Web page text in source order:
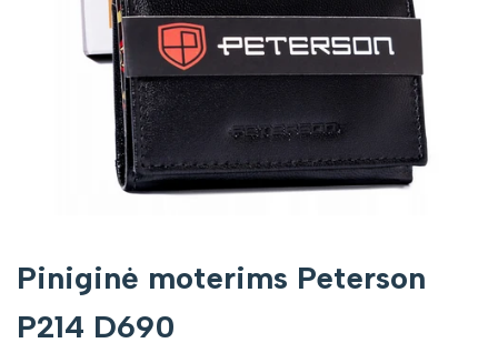
Piniginė moterims Peterson
P214 D690